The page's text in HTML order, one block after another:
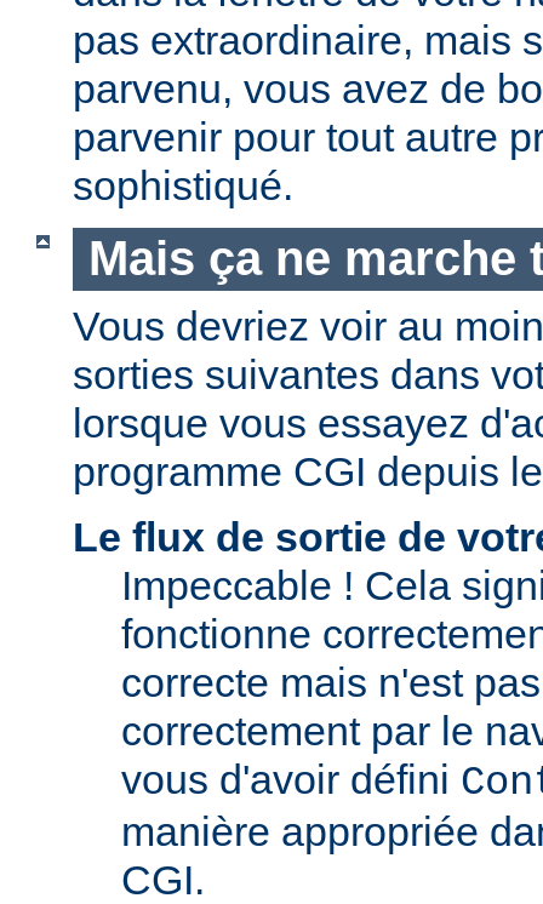
pas extraordinaire, mais
parvenu, vous avez de
parvenir pour tout autre
sophistiqué.
Mais ça ne marche
Vous devriez voir au
sorties suivantes dans
lorsque vous essayez
programme CGI depuis
Le flux de sortie de
Impeccable ! Cela
fonctionne
correcte mais n'est
correctement par le
vous d'avoir défini
manière appropriée
CGI.